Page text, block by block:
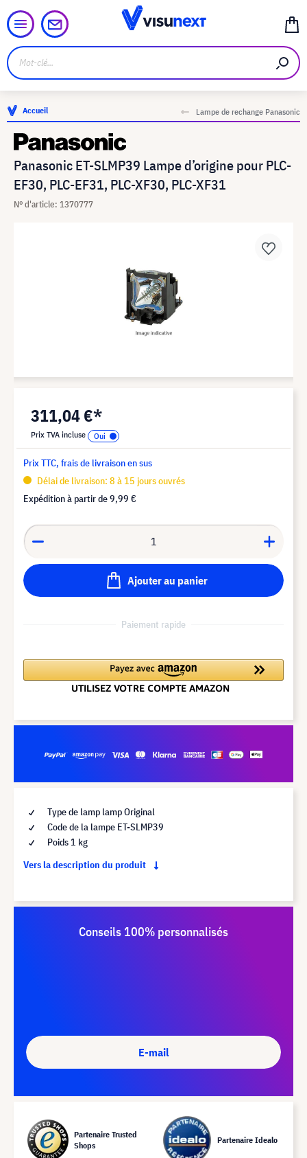
Accueil Lampe de rechange Panasonic
Panasonic ET-SLMP39 Lampe d’origine pour PLC-
EF30, PLC-EF31, PLC-XF30, PLC-XF31
N° d'article: 1370777
311,04 €*
Prix TVA incluse
Prix TTC, frais de livraison en sus
Délai de livraison: 8 à 15 jours ouvrés
Expédition à partir de9,99 €
Ajouter au panier
Paiement rapide
Type de lamp lamp Original
Code de la lampe ET-SLMP39
Poids 1 kg
Vers la description du produit
Conseils 100% personnalisés
E-mail
Partenaire Trusted
Shops
Partenaire Idealo